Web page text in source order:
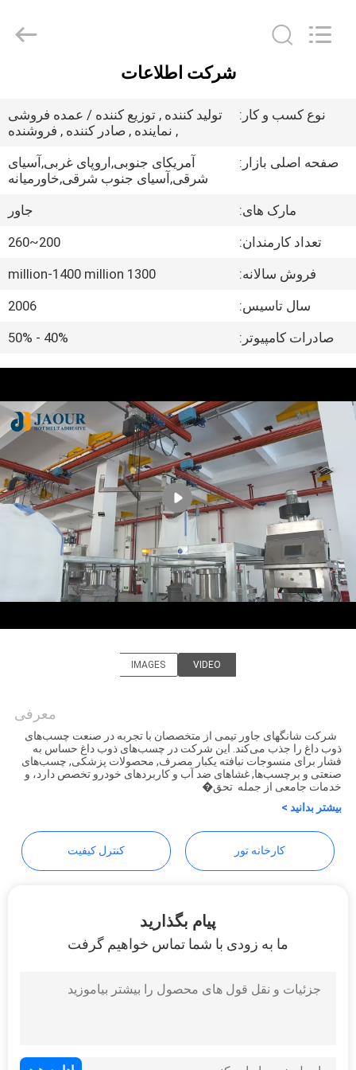
کارخانه
کنترل
کیفیت
با
تماس
بگیرید
اخبار
پرونده
ها
نقشه
سایت
سیاست
حفظ
Adhesive
Products
شرکت اطلاعات
نوع کسب و کار:
تولید کننده , توزیع کننده / عمده فروشی
, نماینده , صادر کننده , فروشنده
صفحه اصلی بازار:
آمریکای جنوبی,اروپای غربی,آسیای
شرقی,آسیای جنوب شرقی,خاورمیانه
مارک های:
جاور
تعداد کارمندان:
200~260
فروش سالانه:
1300 million-1400 million
سال تاسیس:
2006
صادرات کامپیوتر:
40% - 50%
VIDEO
IMAGES
معرفی
شرکت شانگهای جاور تیمی از متخصصان با تجربه در صنعت چسب‌های
ذوب داغ را جذب می‌کند. این شرکت در چسب‌های ذوب داغ حساس به
فشار برای منسوجات نبافته یکبار مصرف, محصولات پزشکی, چسب‌های
صنعتی و برچسب‌ها, غشاهای ضد آب و کاربردهای خودرو تخصص دارد، و
خدمات جامعی از جمله تحق�
بیشتر بدانید >
کارخانه تور کنترل کیفیت
پیام بگذارید
ما به زودی با شما تماس خواهیم گرفت